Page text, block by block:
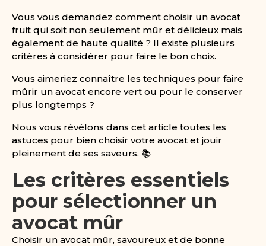
Vous vous demandez comment choisir un avocat
fruit qui soit non seulement mûr et délicieux mais
également de haute qualité ? Il existe plusieurs
critères à considérer pour faire le bon choix.
Vous aimeriez connaître les techniques pour faire
mûrir un avocat encore vert ou pour le conserver
plus longtemps ?
Nous vous révélons dans cet article toutes les
astuces pour bien choisir votre avocat et jouir
pleinement de ses saveurs. 📚
Les critères essentiels
pour sélectionner un
avocat mûr
Choisir un avocat mûr, savoureux et de bonne